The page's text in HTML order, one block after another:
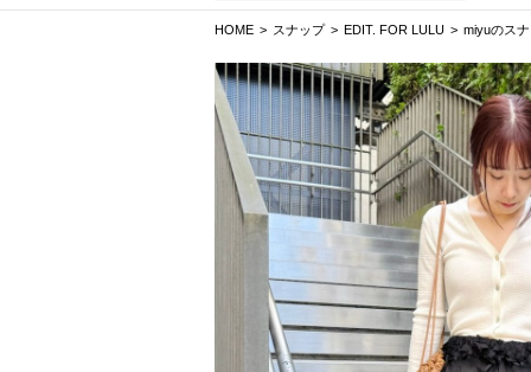
HOME スナップ EDIT. FOR LULU miyuのス